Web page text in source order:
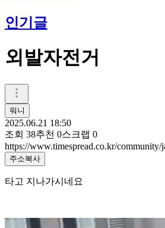
인기글
외발자전거
워니
2025.06.21 18:50
조회 38추천 0스크랩 0
https://www.timespread.co.kr/community/
주소복사
타고 지나가시네요